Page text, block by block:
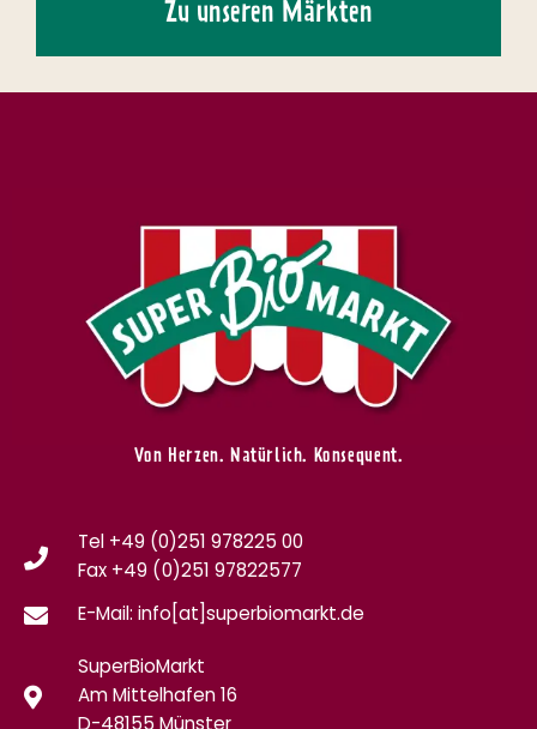
Zu unseren Märkten
Von Herzen. Natürlich. Konsequent.
Tel +49 (0)251 978225 00
Fax +49 (0)251 97822577
E-Mail: info[at]superbiomarkt.de
SuperBioMarkt
Am Mittelhafen 16